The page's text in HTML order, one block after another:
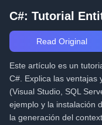
C#: Tutorial
Read Original
Este artículo es un
C#. Explica las ventajas
(Visual Studio, SQL
ejemplo y la instalación
la generación del